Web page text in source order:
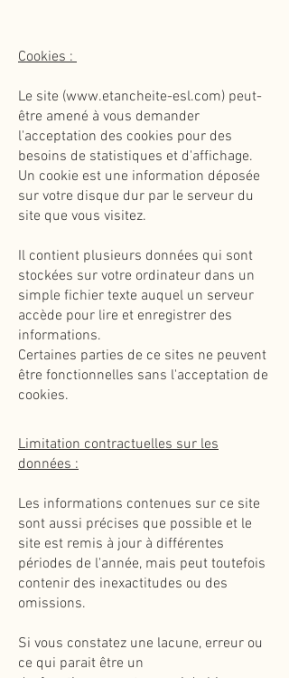
Cookies :
Le site (www.etancheite-esl.com) peut-
être amené à vous demander
l'acceptation des cookies pour des
besoins de statistiques et d'affichage.
Un cookie est une information déposée
sur votre disque dur par le serveur du
site que vous visitez.
Il contient plusieurs données qui sont
stockées sur votre ordinateur dans un
simple fichier texte auquel un serveur
accède pour lire et enregistrer des
informations.
Certaines parties de ce sites ne peuvent
être fonctionnelles sans l'acceptation de
cookies.
Limitation contractuelles sur les
données :
Les informations contenues sur ce site
sont aussi précises que possible et le
site est remis à jour à différentes
périodes de l'année, mais peut toutefois
contenir des inexactitudes ou des
omissions.
Si vous constatez une lacune, erreur ou
ce qui parait être un